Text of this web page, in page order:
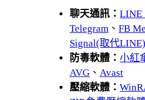
聊天通訊：LINE
Telegram 、FB
Signal(取代LINE)
防毒軟體：小紅
AVG 、 Avast
壓縮軟體：